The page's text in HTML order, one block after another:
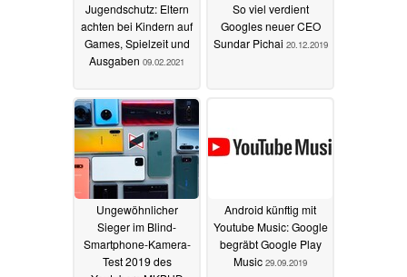
Jugendschutz: Eltern
achten bei Kindern auf
Games, Spielzeit und
Ausgaben 09.02.2021
So viel verdient
Googles neuer CEO
Sundar Pichai 20.12.2019
Ungewöhnlicher
Sieger im Blind-
Smartphone-Kamera-
Test 2019 des
Android künftig mit
Youtube Music: Google
begräbt Google Play
Music 29.09.2019